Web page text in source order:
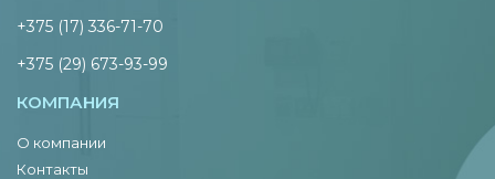
+375 (17) 336-71-70
+375 (29) 673-93-99
КОМПАНИЯ
О компании
Контакты